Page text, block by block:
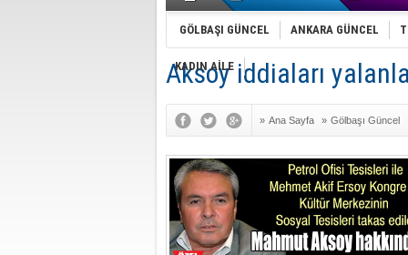
GÖLBAŞI GÜNCEL ANKARA GÜNCEL
KADIN AİLE
Aksoy iddiaları
» Ana Sayfa » Gölbaşı Güncel